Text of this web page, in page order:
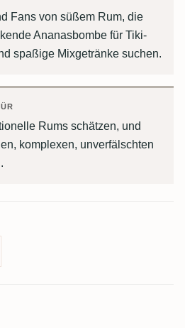
Fans von süßem Rum, die
Ananasbombe für Tiki-
spaßige Mixgetränke suchen.
Rums schätzen, und
komplexen, unverfälschten